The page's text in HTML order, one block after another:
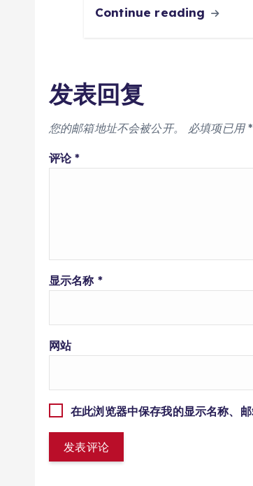
Continue reading
发表回复
您的邮箱地址不会被公开。 必填项已用*
评论*
显示名称 *
网站
在此浏览器中保存我的显示名称、